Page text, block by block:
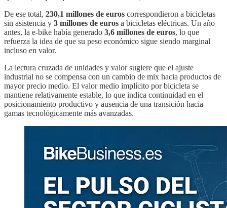
De ese total, 230,1 millones de euros correspondieron a bicicletas
sin asistencia y 3 millones de euros a bicicletas eléctricas. Un año
antes, la e-bike había generado 3,6 millones de euros, lo que
refuerza la idea de que su peso económico sigue siendo marginal
incluso en valor.
La lectura cruzada de unidades y valor sugiere que el ajuste
industrial no se compensa con un cambio de mix hacia productos de
mayor precio medio. El valor medio implícito por bicicleta se
mantiene relativamente estable, lo que indica continuidad en el
posicionamiento productivo y ausencia de una transición hacia
gamas tecnológicamente más avanzadas.